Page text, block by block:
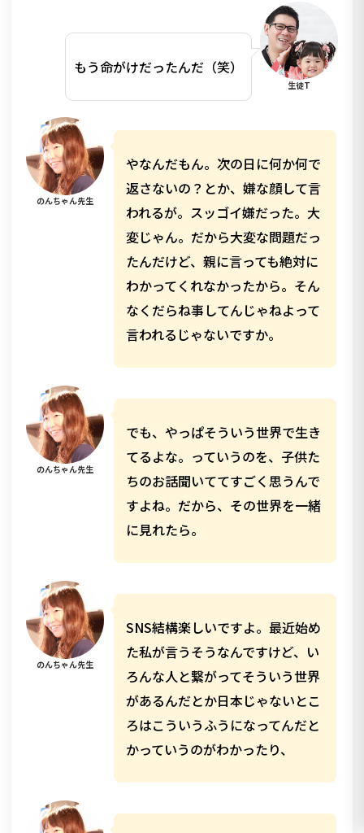
もう命がけだったんだ（笑）
生徒T
のんちゃん先生
やなんだもん。次の日に何か何で
返さないの？とか、嫌な顔して言
われるが。スッゴイ嫌だった。大
変じゃん。だから大変な問題だっ
たんだけど、親に言っても絶対に
わかってくれなかったから。そん
なくだらね事してんじゃねよって
言われるじゃないですか。
のんちゃん先生
でも、やっぱそういう世界で生き
てるよな。っていうのを、子供た
ちのお話聞いててすごく思うんで
すよね。だから、その世界を一緒
に見れたら。
のんちゃん先生
SNS結構楽しいですよ。最近始め
た私が言うそうなんですけど、い
ろんな人と繋がってそういう世界
があるんだとか日本じゃないとこ
ろはこういうふうになってんだと
かっていうのがわかったり、